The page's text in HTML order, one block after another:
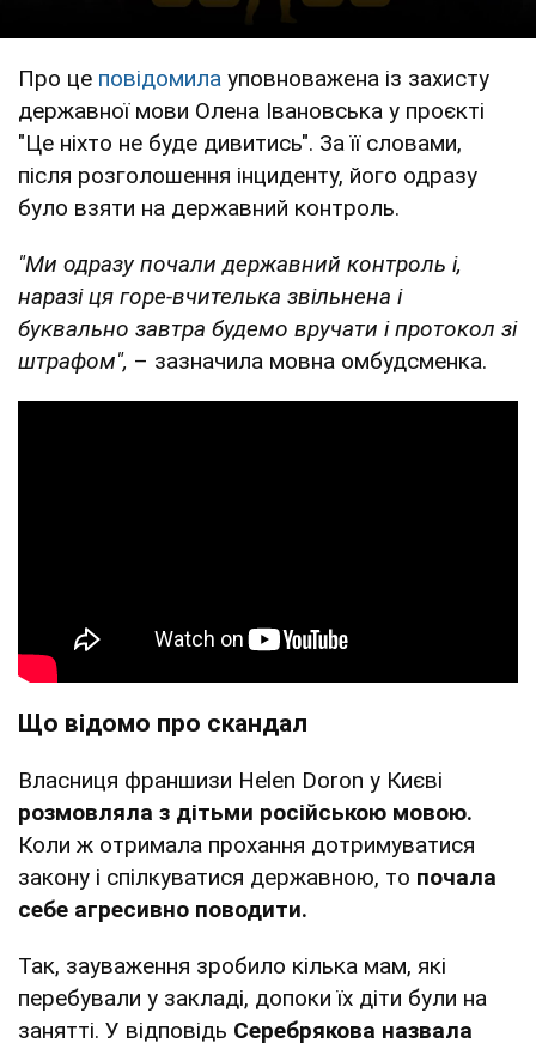
Про це повідомила уповноважена із захисту
державної мови Олена Івановська у проєкті
"Це ніхто не буде дивитись". За її словами,
після розголошення інциденту, його одразу
було взяти на державний контроль.
"Ми одразу почали державний контроль і,
наразі ця горе-вчителька звільнена і
буквально завтра будемо вручати і протокол зі
штрафом", – зазначила мовна омбудсменка.
Що відомо про скандал
Власниця франшизи Helen Doron у Києві
розмовляла з дітьми російською мовою.
Коли ж отримала прохання дотримуватися
закону і спілкуватися державною, то почала
себе агресивно поводити.
Так, зауваження зробило кілька мам, які
перебували у закладі, допоки їх діти були на
занятті. У відповідь Серебрякова назвала